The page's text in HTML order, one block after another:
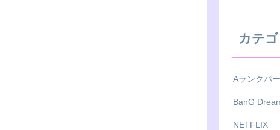
カテ
Aランクパ
BanG
NETFLIX